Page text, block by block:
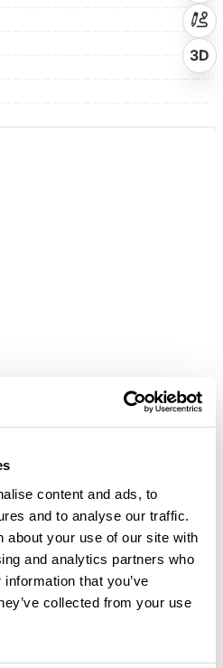
content and ads, to
and to analyse our traffic.
about your use of our site with
and analytics partners who
that you’ve
collected from your use
3D
un avis
de 99,2 km à proximité de